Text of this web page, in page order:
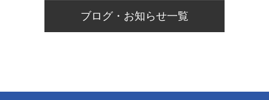
ブログ・お知らせ一覧